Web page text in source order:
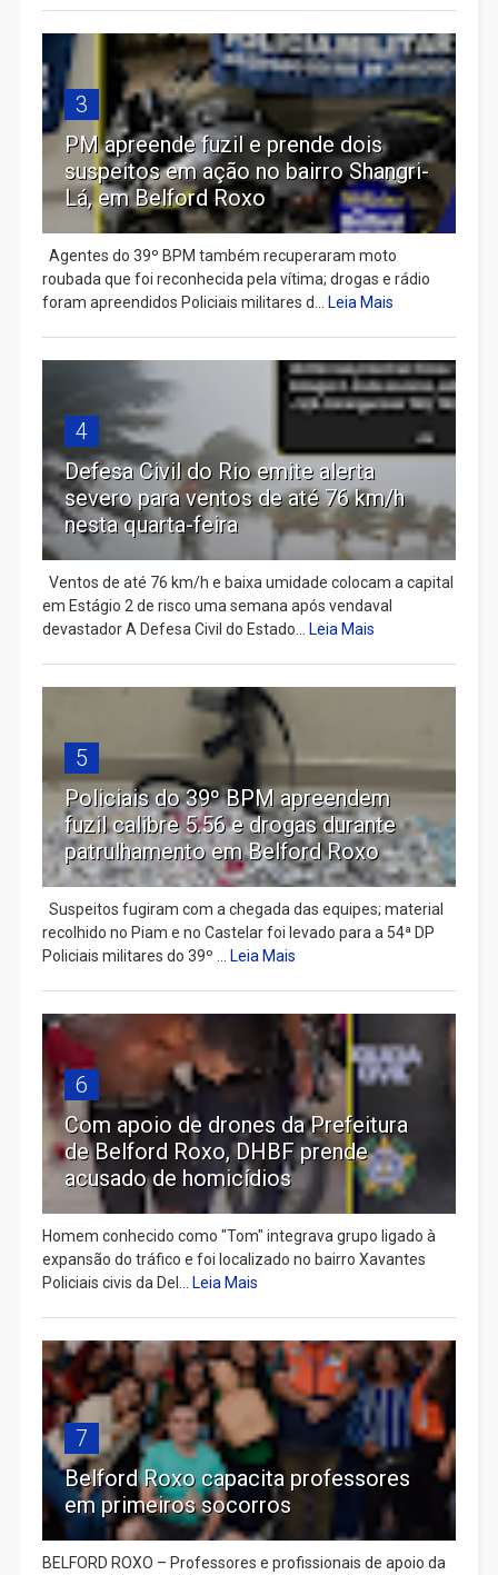
3
PM apreende fuzil e prende dois
suspeitos em ação no bairro Shangri-
Lá, em Belford Roxo
Agentes do 39º BPM também recuperaram moto
roubada que foi reconhecida pela vítima; drogas e rádio
foram apreendidos Policiais militares d...
Leia Mais
4
Defesa Civil do Rio emite alerta
severo para ventos de até 76 km/h
nesta quarta-feira
Ventos de até 76 km/h e baixa umidade colocam a capital
em Estágio 2 de risco uma semana após vendaval
devastador A Defesa Civil do Estado...
Leia Mais
5
Policiais do 39º BPM apreendem
fuzil calibre 5.56 e drogas durante
patrulhamento em Belford Roxo
Suspeitos fugiram com a chegada das equipes; material
recolhido no Piam e no Castelar foi levado para a 54ª DP
Policiais militares do 39º ...
Leia Mais
6
Com apoio de drones da Prefeitura
de Belford Roxo, DHBF prende
acusado de homicídios
Homem conhecido como "Tom" integrava grupo ligado à
expansão do tráfico e foi localizado no bairro Xavantes
Policiais civis da Del...
Leia Mais
7
Belford Roxo capacita professores
em primeiros socorros
BELFORD ROXO – Professores e profissionais de apoio da